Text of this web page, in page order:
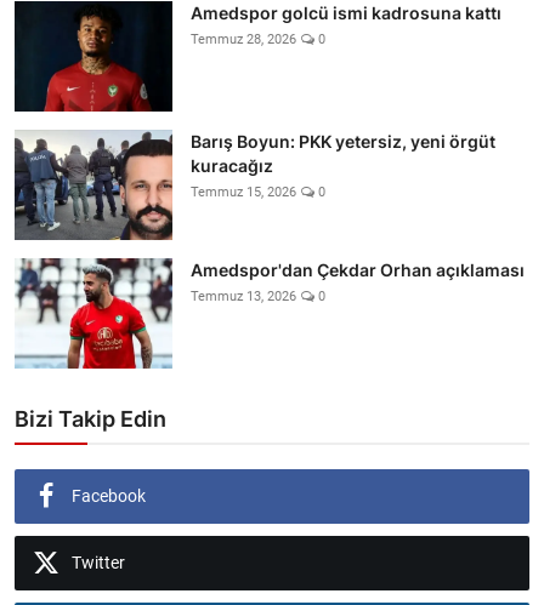
Amedspor golcü ismi kadrosuna kattı
Temmuz 28, 2026 0
Barış Boyun: PKK yetersiz, yeni örgüt
kuracağız
Temmuz 15, 2026 0
Amedspor'dan Çekdar Orhan açıklaması
Temmuz 13, 2026 0
Bizi Takip Edin
Facebook
Twitter